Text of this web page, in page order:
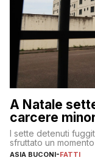
A Natale
carcere
I sette detenuti
sfruttato un
ASIA BUCONI-FATTI